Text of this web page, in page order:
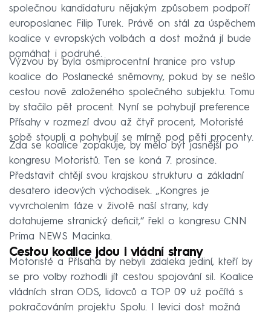
společnou kandidaturu nějakým způsobem podpoří
europoslanec Filip Turek. Právě on stál za úspěchem
koalice v evropských volbách a dost možná jí bude
pomáhat i podruhé.
Výzvou by byla osmiprocentní hranice pro vstup
koalice do Poslanecké sněmovny, pokud by se nešlo
cestou nově založeného společného subjektu. Tomu
by stačilo pět procent. Nyní se pohybují preference
Přísahy v rozmezí dvou až čtyř procent, Motoristé
sobě stoupli a pohybují se mírně pod pěti procenty.
Zda se koalice zopakuje, by mělo být jasnější po
kongresu Motoristů. Ten se koná 7. prosince.
Představit chtějí svou krajskou strukturu a základní
desatero ideových východisek. „Kongres je
vyvrcholením fáze v životě naší strany, kdy
dotahujeme stranický deficit,“ řekl o kongresu CNN
Prima NEWS Macinka.
Cestou koalice jdou i vládní strany
Motoristé a Přísaha by nebyli zdaleka jediní, kteří by
se pro volby rozhodli jít cestou spojování sil. Koalice
vládních stran ODS, lidovců a TOP 09 už počítá s
pokračováním projektu Spolu. I levici dost možná